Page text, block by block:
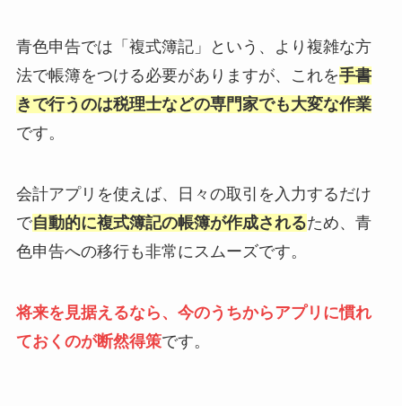
青色申告では「複式簿記」という、より複雑な方
法で帳簿をつける必要がありますが、これを手書
きで行うのは税理士などの専門家でも大変な作業
です。
会計アプリを使えば、日々の取引を入力するだけ
で自動的に複式簿記の帳簿が作成されるため、青
色申告への移行も非常にスムーズです。
将来を見据えるなら、今のうちからアプリに慣れ
ておくのが断然得策です。